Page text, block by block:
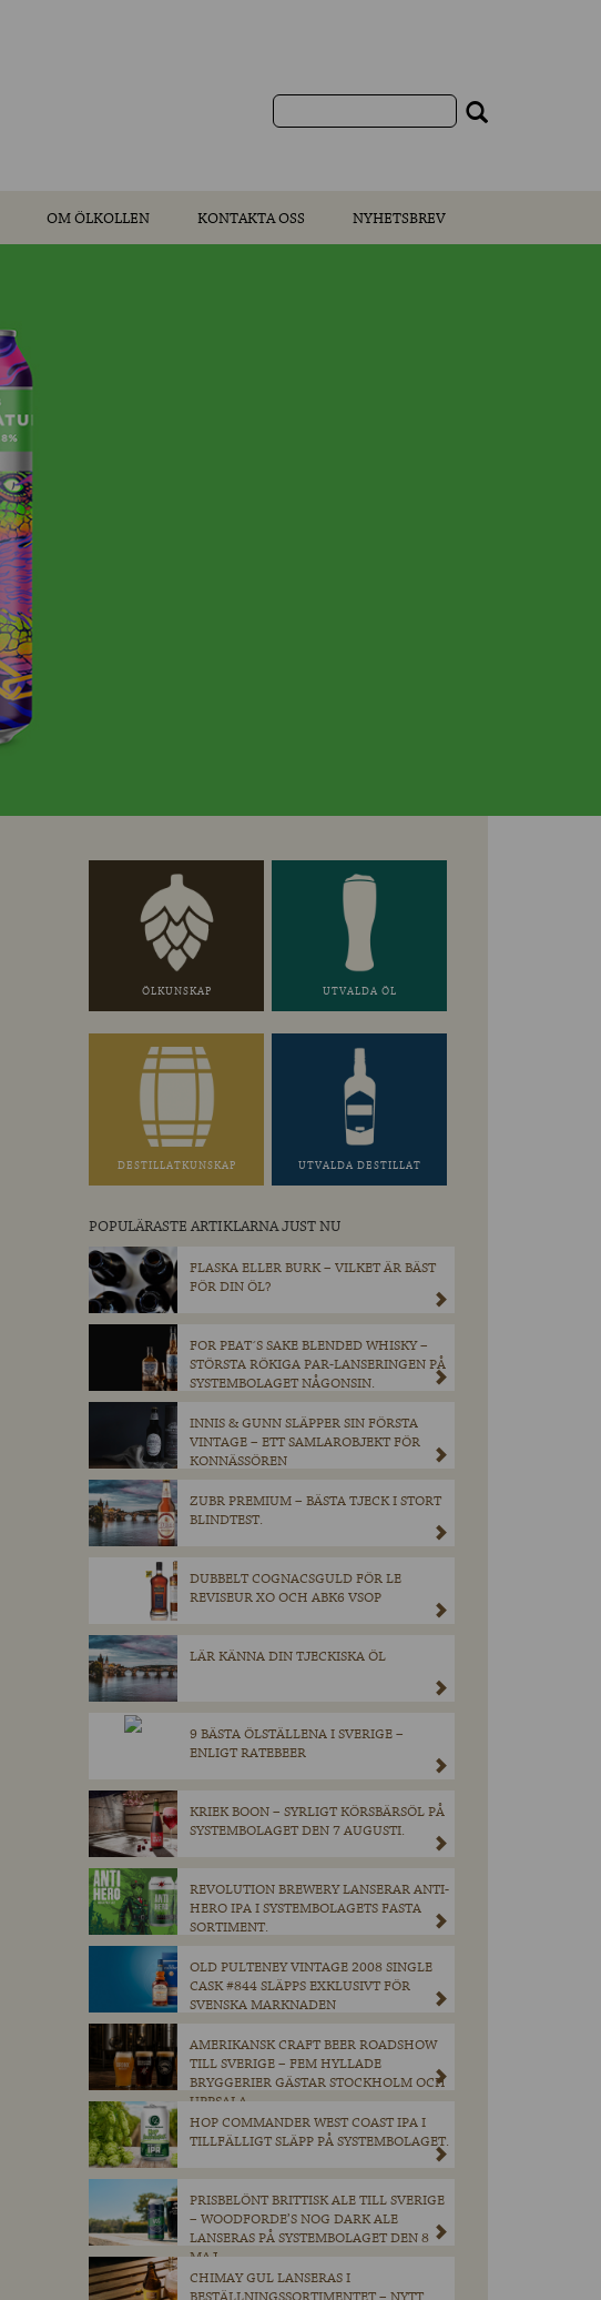
OM ÖLKOLLEN KONTAKTA OSS NYHETSBREV
ÖLKUNSKAP UTVALDA ÖL
DESTILLATKUNSKAP UTVALDA DESTILLAT
POPULÄRASTE ARTIKLARNA JUST NU
FLASKA ELLER BURK – VILKET ÄR BÄST
FÖR DIN ÖL?
FOR PEAT´S SAKE BLENDED WHISKY –
STÖRSTA RÖKIGA PAR-LANSERINGEN PÅ
SYSTEMBOLAGET NÅGONSIN.
INNIS & GUNN SLÄPPER SIN FÖRSTA
VINTAGE – ETT SAMLAROBJEKT FÖR
KONNÄSSÖREN
ZUBR PREMIUM – BÄSTA TJECK I STORT
BLINDTEST.
DUBBELT COGNACSGULD FÖR LE
REVISEUR XO OCH ABK6 VSOP
LÄR KÄNNA DIN TJECKISKA ÖL
9 BÄSTA ÖLSTÄLLENA I SVERIGE –
ENLIGT RATEBEER
KRIEK BOON – SYRLIGT KÖRSBÄRSÖL PÅ
SYSTEMBOLAGET DEN 7 AUGUSTI.
REVOLUTION BREWERY LANSERAR ANTI-
HERO IPA I SYSTEMBOLAGETS FASTA
SORTIMENT.
OLD PULTENEY VINTAGE 2008 SINGLE
CASK #844 SLÄPPS EXKLUSIVT FÖR
SVENSKA MARKNADEN
AMERIKANSK CRAFT BEER ROADSHOW
TILL SVERIGE – FEM HYLLADE
BRYGGERIER GÄSTAR STOCKHOLM OCH
UPPSALA
HOP COMMANDER WEST COAST IPA I
TILLFÄLLIGT SLÄPP PÅ SYSTEMBOLAGET.
PRISBELÖNT BRITTISK ALE TILL SVERIGE
– WOODFORDE’S NOG DARK ALE
LANSERAS PÅ SYSTEMBOLAGET DEN 8
MAJ.
CHIMAY GUL LANSERAS I